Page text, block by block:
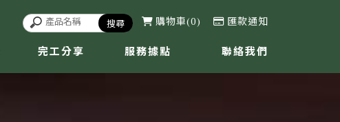
購物車 0 匯款通知
完工分享
服務據點
聯絡我們